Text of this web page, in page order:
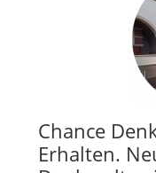
Chance
Erhalten.